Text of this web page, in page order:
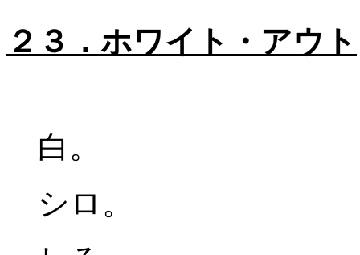
２３．ホワイト・アウト
白。
シロ。